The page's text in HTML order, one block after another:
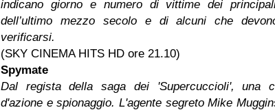
indicano giorno e numero di vittime dei
dell’ultimo mezzo secolo e di alcuni che
verificarsi.
(SKY CINEMA HITS HD ore 21.10)
Spymate
Dal regista della saga dei 'Supercuccioli', una
d'azione e spionaggio. L'agente segreto Mike